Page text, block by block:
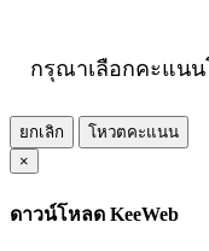
กรุณาเลือกคะแน
ยกเลิก
โหวตคะแนน
×
ดาวน์โหลด KeeWeb